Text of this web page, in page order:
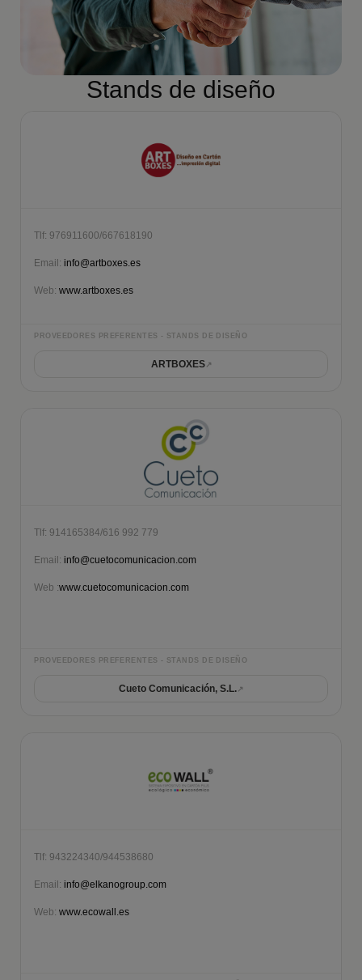
Stands de diseño
Tlf: 976911600/667618190
Email:info@artboxes.es
Web:www.artboxes.es
PROVEEDORES PREFERENTES - STANDS DE DISEÑO
ARTBOXES
Tlf: 914165384/616 992 779
Email:info@cuetocomunicacion.com
Web :www.cuetocomunicacion.com
PROVEEDORES PREFERENTES - STANDS DE DISEÑO
Cueto Comunicación, S.L.
Tlf: 943224340/944538680
Email:info@elkanogroup.com
Web:www.ecowall.es